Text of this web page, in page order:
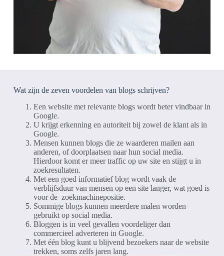
Wat zijn de zeven voordelen van blogs schrijven?
Een website met relevante blogs wordt beter vindbaar in
Google.
U krijgt erkenning en autoriteit bij zowel de klant als in
Google.
Mensen kunnen blogs die ze waarderen mailen aan
anderen, of doorplaatsen naar hun social media.
Hierdoor komt er meer traffic op uw site en stijgt u in
zoekresultaten.
Met een goed informatief blog wordt vaak de
verblijfsduur van mensen op een site langer, wat goed is
voor de zoekmachinepositie.
Sommige blogs kunnen meerdere malen worden
gebruikt op social media.
Bloggen is in veel gevallen voordeliger dan
commercieel adverteren in Google.
Met één blog kunt u blijvend bezoekers naar de website
trekken, soms zelfs jaren lang.